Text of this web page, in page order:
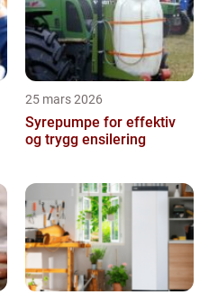
25 mars 2026
Syrepumpe for effektiv
og trygg ensilering